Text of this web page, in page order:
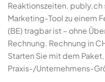
Reaktionszeiten.
Marketing-Tool zu einem
(BE) tragbar ist – ohne
Rechnung. Rechnung in
Starten Sie mit dem Paket,
Praxis-/Unternehmens-